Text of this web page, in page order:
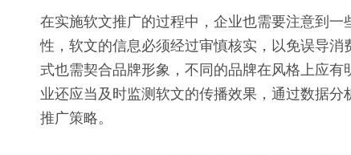
在实施软文推广的过程中，企业也需要注意到
性，软文的信息必须经过审慎核实，以免误导
式也需契合品牌形象，不同的品牌在风格上应
业还应当及时监测软文的传播效果，通过数据
推广策略。